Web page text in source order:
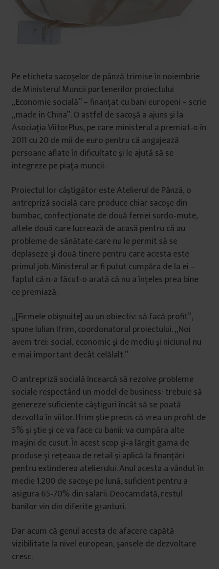
Pe eticheta sacoşelor de pânză trimise în noiembrie
de Ministerul Muncii partenerilor proiectului
„Economie socială” – finanţat cu bani europeni – scrie
„made in China”. O astfel de sacoşă a ajuns şi la
Asociaţia ViitorPlus, pe care ministerul a premiat‑o în
2011 cu 20 de mii de euro pentru că angajează
persoane aflate în dificultate şi le ajută să se
integreze pe piaţa muncii.
Proiectul lor câştigător este Atelierul de Pânză, o
antrepriză socială care produce chiar sacoşe din
bumbac, confecţionate de două femei surdo‑mute,
altele două care lucrează de acasă pentru că au
probleme de sănătate care nu le permit să se
deplaseze şi două tinere pentru care acesta este
primul job. Ministerul ar fi putut cumpăra de la ei –
faptul că n‑a făcut‑o arată că nu a înţeles prea bine
ce premiază.
„[Firmele obişnuite] au un obiectiv: să facă profit”,
spune Iulian Ifrim, coordonatorul proiectului. „Noi
avem trei: social, economic şi de mediu şi niciunul nu
e mai important decât celălalt.”
O antrepriză socială încearcă să rezolve probleme
sociale respectând un model de business: trebuie să
genereze suficiente câştiguri încât să se poată
dezvolta în viitor. Ifrim ştie precis că vrea un profit de
5% şi ştie şi ce va face cu banii: va cumpăra alte
maşini de cusut. În acest scop şi‑a lărgit gama de
produse și reţeaua de retail şi aplică la finanţări
pentru extinderea atelierului. Anul acesta a vândut în
medie 1.200 de sacoşe pe lună, suficient pentru a
asigura 65‑70% din salarii. Deocamdată, restul
banilor vin din diferite granturi.
Dar acum că genul acesta de afacere capătă
vizibilitate la nivel european, şansele de dezvoltare
cresc.